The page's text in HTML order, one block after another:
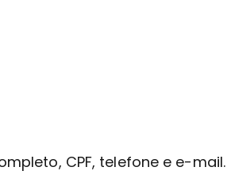
CPF, telefone e e-mail.